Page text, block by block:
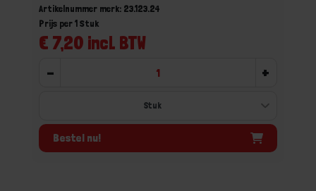
Artikelnummer merk: 23.123.24
€ 7,20 incl. BTW
Prijs per 1 Stuk
- +
Bestel nu!